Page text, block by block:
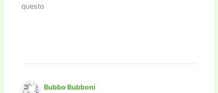
questo
Bubbo Bubboni